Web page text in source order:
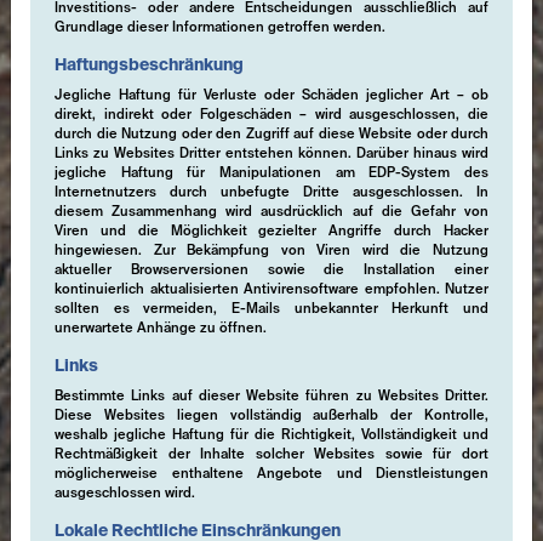
Investitions- oder andere Entscheidungen ausschließlich auf
Grundlage dieser Informationen getroffen werden.
Haftungsbeschränkung
Jegliche Haftung für Verluste oder Schäden jeglicher Art – ob
direkt, indirekt oder Folgeschäden – wird ausgeschlossen, die
durch die Nutzung oder den Zugriff auf diese Website oder durch
Links zu Websites Dritter entstehen können. Darüber hinaus wird
jegliche Haftung für Manipulationen am EDP-System des
Internetnutzers durch unbefugte Dritte ausgeschlossen. In
diesem Zusammenhang wird ausdrücklich auf die Gefahr von
Viren und die Möglichkeit gezielter Angriffe durch Hacker
hingewiesen. Zur Bekämpfung von Viren wird die Nutzung
aktueller Browserversionen sowie die Installation einer
kontinuierlich aktualisierten Antivirensoftware empfohlen. Nutzer
sollten es vermeiden, E-Mails unbekannter Herkunft und
unerwartete Anhänge zu öffnen.
Links
Bestimmte Links auf dieser Website führen zu Websites Dritter.
Diese Websites liegen vollständig außerhalb der Kontrolle,
weshalb jegliche Haftung für die Richtigkeit, Vollständigkeit und
Rechtmäßigkeit der Inhalte solcher Websites sowie für dort
möglicherweise enthaltene Angebote und Dienstleistungen
ausgeschlossen wird.
Lokale Rechtliche Einschränkungen